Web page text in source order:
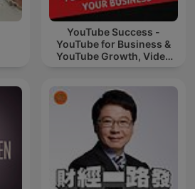
YouTube Success -
YouTube for Business &
YouTube Growth, Video